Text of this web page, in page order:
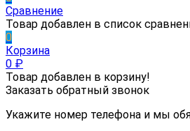
Сравнение
Товар добавлен в список
0
Корзина
0 ₽
Товар добавлен в корзину!
Заказать обратный звонок
Укажите номер телефона и мы